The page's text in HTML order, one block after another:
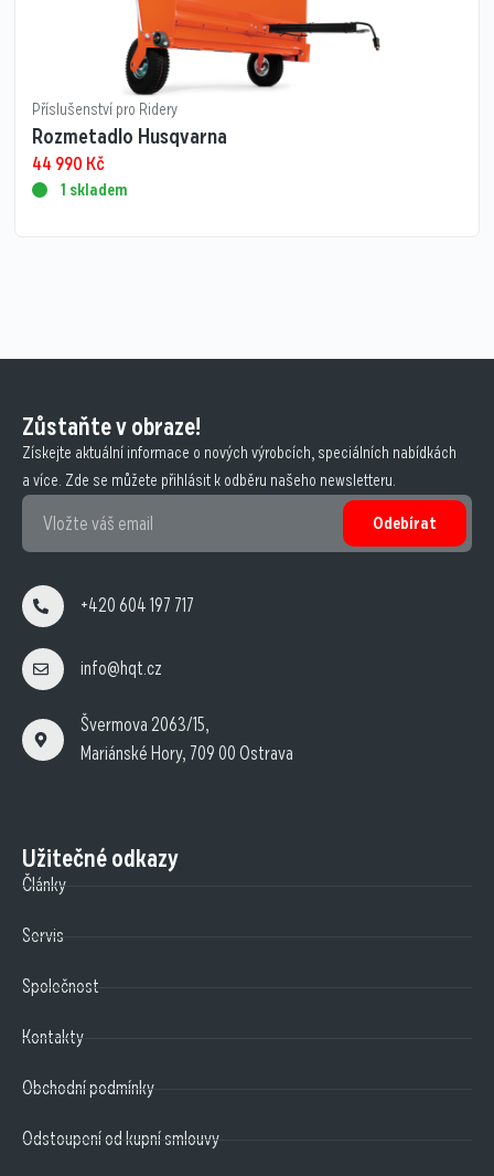
Příslušenství pro Ridery
Rozmetadlo Husqvarna
44 990 Kč
1 skladem
Zůstaňte v obraze!
Získejte aktuální informace o nových výrobcích, speciálních nabídkách
a více. Zde se můžete přihlásit k odběru našeho newsletteru.
Odebírat
+420 604 197 717
info@hqt.cz
Švermova 2063/15,
Mariánské Hory, 709 00 Ostrava
Užitečné odkazy
Články
Servis
Společnost
Kontakty
Obchodní podmínky
Odstoupení od kupní smlouvy